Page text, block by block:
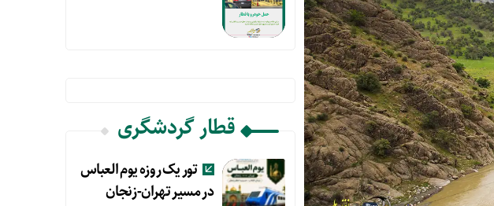
قطار گردشگری
تور یک روزه یوم العباس
در مسیر تهران-زنجان